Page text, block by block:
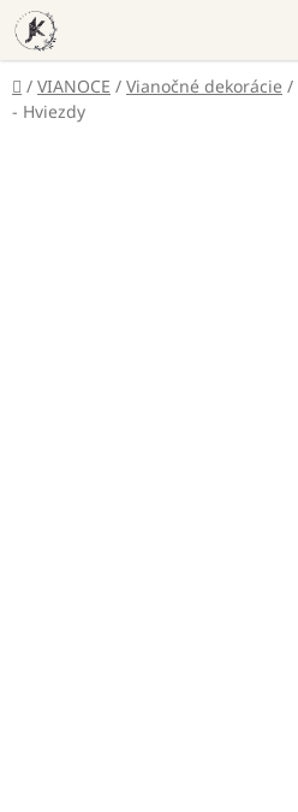
Prejsť
na
obsah
Domov
/ VIANOCE / Vianočné dekorácie /
- Hviezdy